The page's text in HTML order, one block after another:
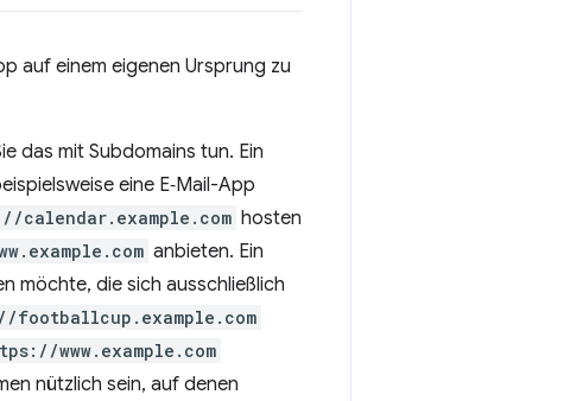
auf einem eigenen Ursprung zu
das mit Subdomains tun. Ein
eine E‑Mail-App
calendar.example.com hosten
anbieten. Ein
möchte, die sich ausschließlich
footballcup.example.com
www.example.com
nützlich sein, auf denen